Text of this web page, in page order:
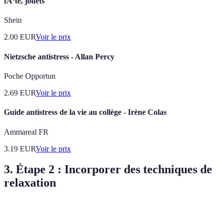
Shein
2.00 EURVoir le prix
Nietzsche antistress - Allan Percy
Poche Opportun
2.69 EURVoir le prix
Guide antistress de la vie au collège - Irène Colas
Ammareal FR
3.19 EURVoir le prix
3. Étape 2 : Incorporer des techniques de
relaxation